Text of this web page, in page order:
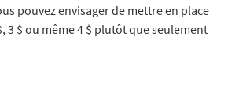
pouvez envisager de mettre en place
3 $ ou même 4 $ plutôt que seulement